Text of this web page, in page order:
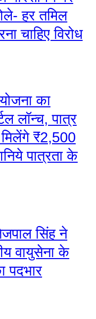
हर तमिल
चाहिए विरोध
योजना का
लॉन्च, पात्र
₹2,500
पात्रता के
सिंह ने
वायुसेना के
पदभार